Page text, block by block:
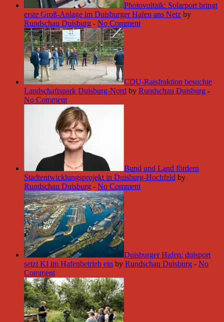
Photovoltaik: Solarport bringt
erste Groß-Anlage im Duisburger Hafen ans Netz by
Rundschau Duisburg - No Comment
CDU-Ratsfraktion besuchte
Landschaftspark Duisburg-Nord by Rundschau Duisburg -
No Comment
Bund und Land fördern
Stadtentwicklungsprojekt in Duisburg-Hochfeld by
Rundschau Duisburg - No Comment
Duisburger Hafen: duisport
setzt KI im Hafenbetrieb ein by Rundschau Duisburg - No
Comment